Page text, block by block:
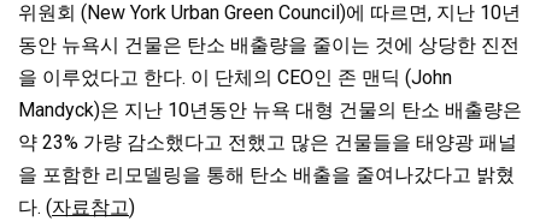
위원회 (New York Urban Green Council)에 따르면, 지난 10년
동안 뉴욕시 건물은 탄소 배출량을 줄이는 것에 상당한 진전
을 이루었다고 한다. 이 단체의 CEO인 존 맨딕 (John
Mandyck)은 지난 10년동안 뉴욕 대형 건물의 탄소 배출량은
약 23% 가량 감소했다고 전했고 많은 건물들을 태양광 패널
을 포함한 리모델링을 통해 탄소 배출을 줄여나갔다고 밝혔
다. (자료참고)